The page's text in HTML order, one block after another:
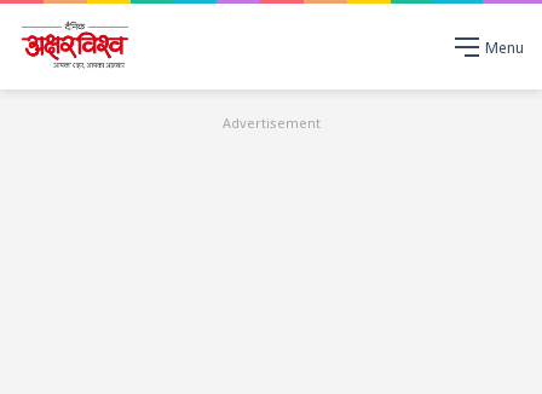
Menu
Advertisement